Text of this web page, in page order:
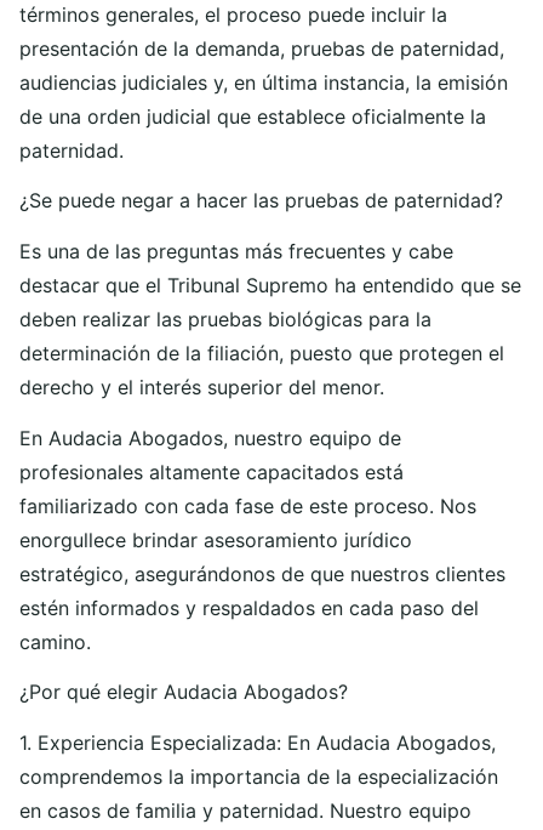
términos generales, el proceso puede incluir la
presentación de la demanda, pruebas de paternidad,
audiencias judiciales y, en última instancia, la emisión
de una orden judicial que establece oficialmente la
paternidad.
¿Se puede negar a hacer las pruebas de paternidad?
Es una de las preguntas más frecuentes y cabe
destacar que el Tribunal Supremo ha entendido que se
deben realizar las pruebas biológicas para la
determinación de la filiación, puesto que protegen el
derecho y el interés superior del menor.
En Audacia Abogados, nuestro equipo de
profesionales altamente capacitados está
familiarizado con cada fase de este proceso. Nos
enorgullece brindar asesoramiento jurídico
estratégico, asegurándonos de que nuestros clientes
estén informados y respaldados en cada paso del
camino.
¿Por qué elegir Audacia Abogados?
1. Experiencia Especializada: En Audacia Abogados,
comprendemos la importancia de la especialización
en casos de familia y paternidad. Nuestro equipo